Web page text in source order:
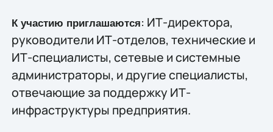
К участию приглашаются: ИТ-директора,
руководители ИТ-отделов, технические и
ИТ-специалисты, сетевые и системные
администраторы, и другие специалисты,
отвечающие за поддержку ИТ-
инфраструктуры предприятия.